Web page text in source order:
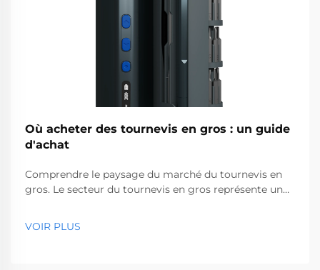
Où acheter des tournevis en gros : un guide
d'achat
Comprendre le paysage du marché du tournevis en
gros. Le secteur du tournevis en gros représente un
quincailleries aux sociétés de construction. Avec la
VOIR PLUS